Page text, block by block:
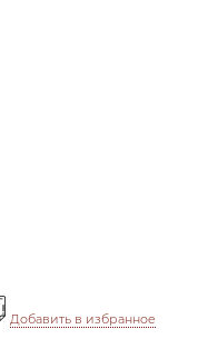
Добавить в избранное